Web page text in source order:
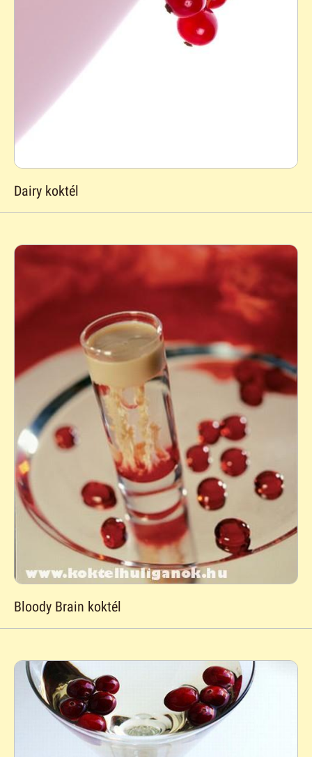
Dairy koktél
Bloody Brain koktél